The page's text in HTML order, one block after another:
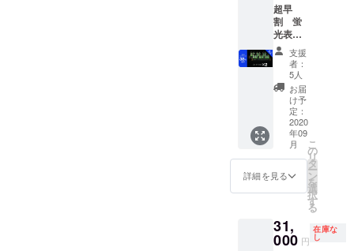
超早
割 蛍
光表示
管置時
計 ２個
送料・
消費税
込み 通
常販売
価格
44,000
円より
38%OF
F
支援
者：
5人
お届
け予
定：
2020
年09
月
詳細を見る
こ
の
リ
タ
ー
ン
を
選
択
す
る
31,
000 円
在庫な
し